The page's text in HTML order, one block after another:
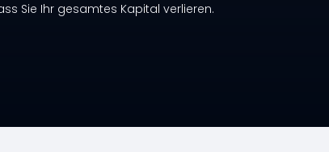
Sie Ihr gesamtes Kapital verlieren.